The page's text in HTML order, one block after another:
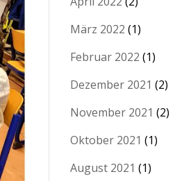
März 2022 (1)
Februar 2022 (1)
Dezember 2021 (2)
November 2021 (2)
Oktober 2021 (1)
August 2021 (1)